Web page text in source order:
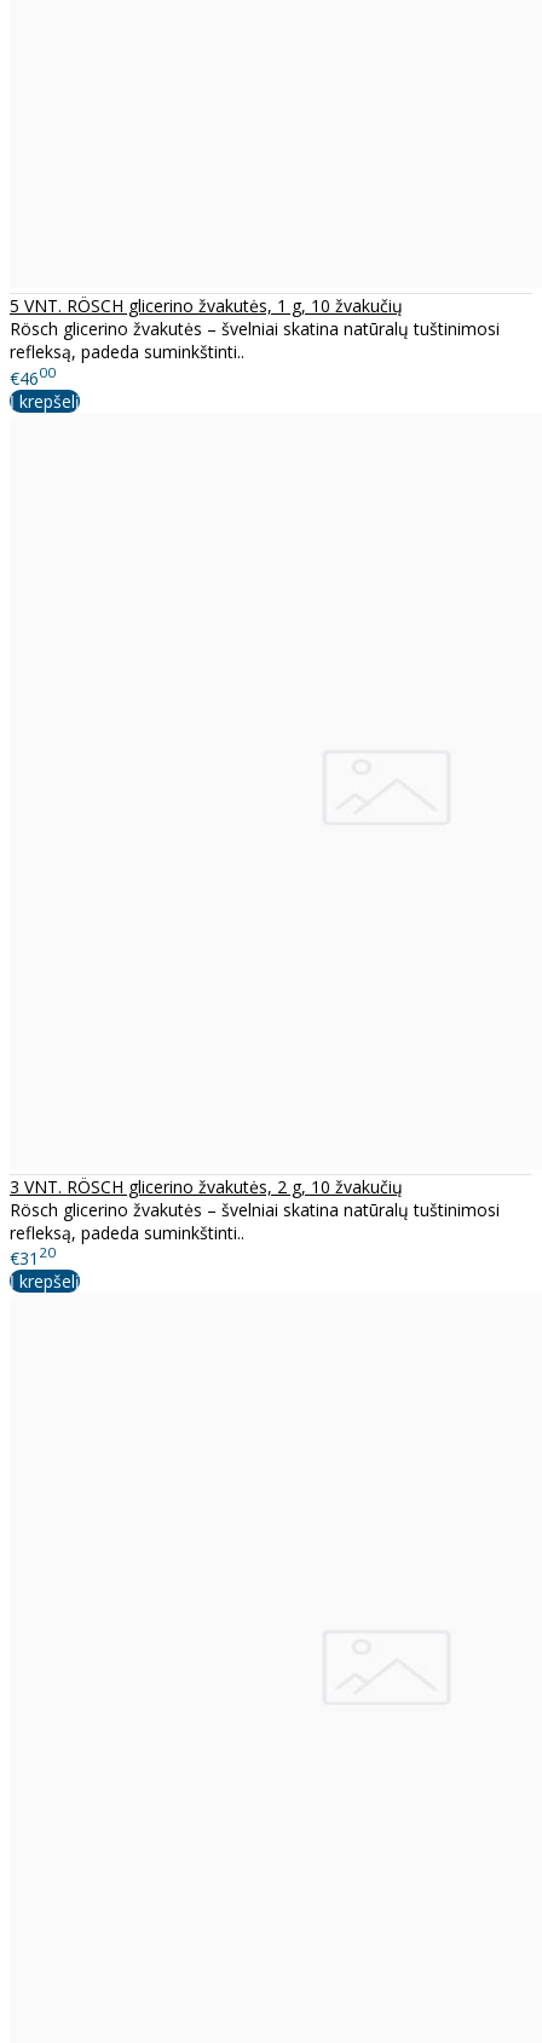
5 VNT. RÖSCH glicerino žvakutės, 1 g, 10 žvakučių
Rösch glicerino žvakutės – švelniai skatina natūralų tuštinimosi
refleksą, padeda suminkštinti..
€4600
Į krepšelį
3 VNT. RÖSCH glicerino žvakutės, 2 g, 10 žvakučių
Rösch glicerino žvakutės – švelniai skatina natūralų tuštinimosi
refleksą, padeda suminkštinti..
€31 20
Į krepšelį